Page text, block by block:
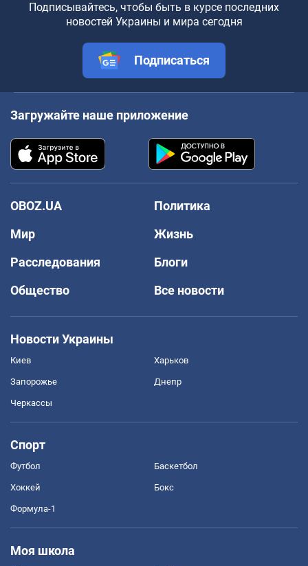
Подписывайтесь, чтобы быть в курсе последних
новостей Украины и мира сегодня
Подписаться
Загружайте наше приложение
OBOZ.UA
Политика
Мир
Жизнь
Расследования
Блоги
Общество
Все новости
Новости Украины
Киев Харьков
Запорожье Днепр
Черкассы
Спорт
Футбол Баскетбол
Хоккей Бокс
Формула-1
Моя школа